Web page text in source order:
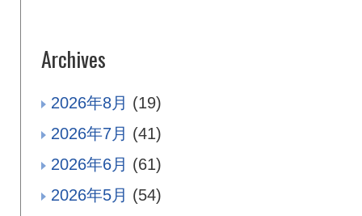
Archives
2026年8月 (19)
2026年7月 (41)
2026年6月 (61)
2026年5月 (54)